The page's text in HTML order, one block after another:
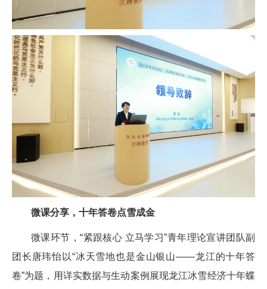
微课分享，十年答卷点雪成金
微课环节，“紧跟核心 立马学习”青年理论宣讲团队副
团长唐玮怡以“冰天雪地也是金山银山——龙江的十年答
卷”为题，用详实数据与生动案例展现龙江冰雪经济十年蝶